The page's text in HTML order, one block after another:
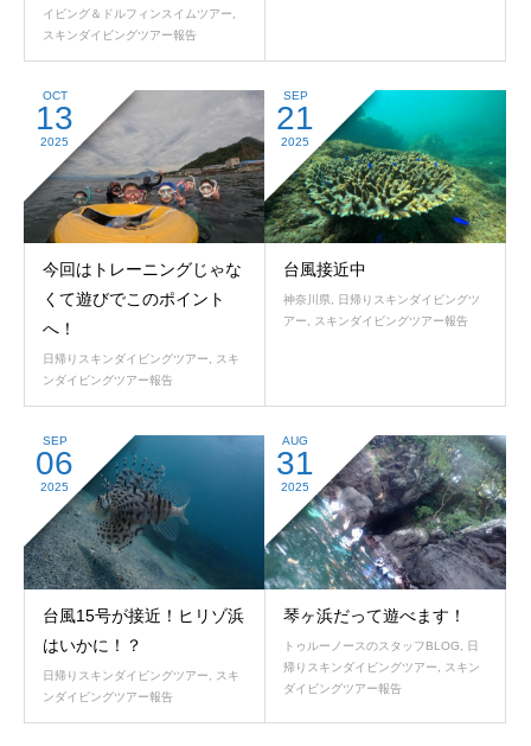
イビング＆ドルフィンスイムツアー
スキンダイビングツアー報告
OCT
13
2025
今回はトレーニングじゃな
くて遊びでこのポイント
へ！
日帰りスキンダイビングツアー
スキ
ンダイビングツアー報告
SEP
21
2025
台風接近中
神奈川県
日帰りスキンダイビングツ
アー
スキンダイビングツアー報告
SEP
06
2025
台風15号が接近！ヒリゾ浜
はいかに！？
日帰りスキンダイビングツアー
スキ
ンダイビングツアー報告
AUG
31
2025
琴ヶ浜だって遊べます！
トゥルーノースのスタッフBLOG
日
帰りスキンダイビングツアー
スキン
ダイビングツアー報告